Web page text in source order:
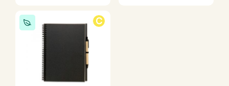
produit
a
plusieurs
variations.
options
peuvent
C